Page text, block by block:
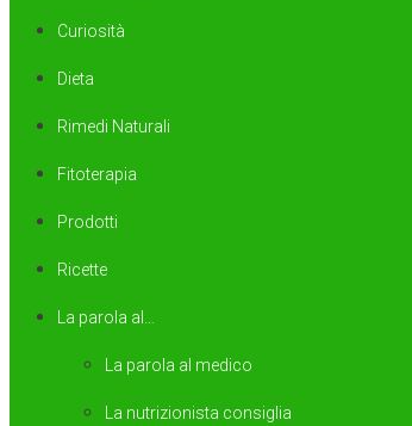
Curiosità
Dieta
Rimedi Naturali
Fitoterapia
Prodotti
Ricette
La parola al…
La parola al medico
La nutrizionista consiglia